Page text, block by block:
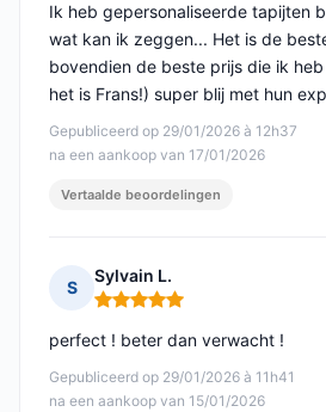
Gepubliceerd op 29/01/2026 à 12h37
na een aankoop van 17/01/2026
Ik heb gepersonaliseerde tapijten
wat kan ik zeggen... Het is de
bovendien de beste prijs die ik
het is Frans!) super blij met hun
Vertaalde beoordelingen
S
Sylvain L.
Opmerking: 5 van 5
Gepubliceerd op 29/01/2026 à 11h41
na een aankoop van 15/01/2026
perfect ! beter dan verwacht !